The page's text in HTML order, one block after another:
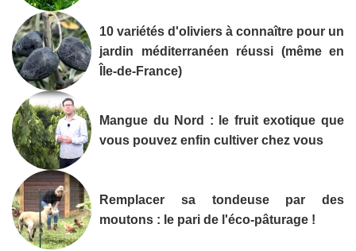
10 variétés d'oliviers à connaître pour un
jardin méditerranéen réussi (même en
Île-de-France)
Mangue du Nord : le fruit exotique que
vous pouvez enfin cultiver chez vous
Remplacer sa tondeuse par des
moutons : le pari de l'éco-pâturage !